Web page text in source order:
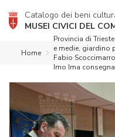
Catalogo dei beni
MUSEI CIVICI DEL
Home
Provincia di
e medie, giardino
Fabio
Imo Ima